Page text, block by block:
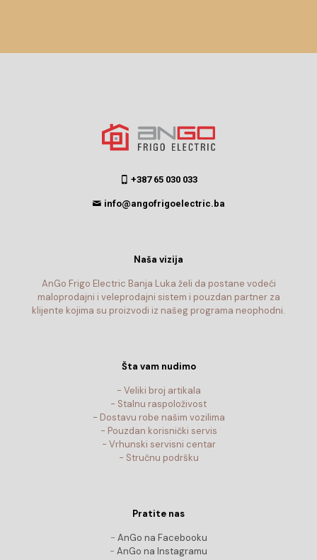
+387 65 030 033
info@angofrigoelectric.ba
Naša vizija
AnGo Frigo Electric Banja Luka želi da postane vodeći
maloprodajni i veleprodajni sistem i pouzdan partner za
klijente kojima su proizvodi iz našeg programa neophodni.
Šta vam nudimo
- Veliki broj artikala
- Stalnu raspoloživost
- Dostavu robe našim vozilima
- Pouzdan korisnički servis
- Vrhunski servisni centar
- Stručnu podršku
Pratite nas
- AnGo na Facebooku
- AnGo na Instagramu